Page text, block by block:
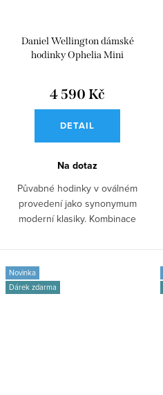
Daniel Wellington dámské
hodinky Ophelia Mini
4 590 Kč
DETAIL
Na dotaz
Půvabné hodinky v oválném
provedení jako synonymum
moderní klasiky. Kombinace
Novinka
Dárek zdarma